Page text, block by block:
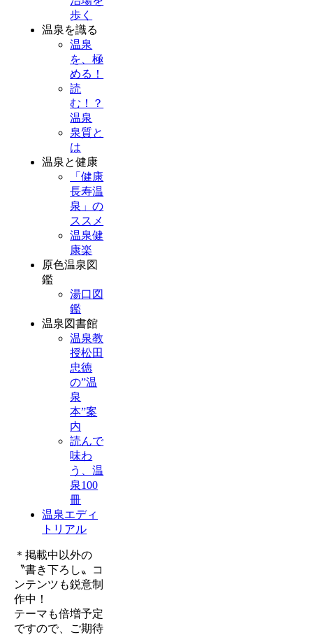
歩く
温泉を識る
温泉
を、極
める！
読
む！？
温泉
泉質と
は
温泉と健康
「健康
長寿温
泉」の
ススメ
温泉健
康楽
原色温泉図
鑑
湯口図
鑑
温泉図書館
温泉教
授松田
忠徳
の”温
泉
本”案
内
読んで
味わ
う、温
泉100
冊
温泉エディ
トリアル
＊掲載中以外の
〝書き下ろし〟コ
ンテンツも鋭意制
作中！
テーマも倍増予定
ですので、ご期待